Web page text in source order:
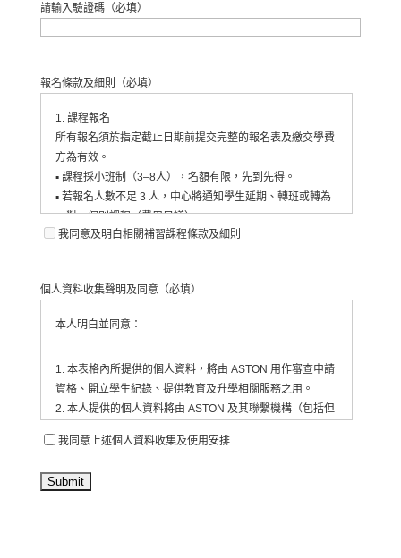
請輸入驗證碼（必填）
報名條款及細則 （必填）
1. 課程報名
所有報名須於指定截止日期前提交完整的報名表及繳交學費
方為有效。
▪︎ 課程採小班制（3–8人），名額有限，先到先得。
▪︎ 若報名人數不足 3 人，中心將通知學生延期、轉班或轉為
一對一個別課程（費用另議）。
▪︎ 小班課程：HK$480／小時，每科共 10 小時（共
HK$4,800）。
▪︎ 一對一課程：收費將根據導師及學生安排另行報價。
3. 課程時間及上課安排
▪︎ 課程將於 2026 年 3 月底至復活節假期期間開班。
▪︎ 一經確認開課，課堂時間及安排將以正式通知為準。
知並作相應安排。
我同意及明白相關補習課程條款及細則
個人資料收集聲明及同意（必填）
本人明白並同意：
1. 本表格內所提供的個人資料，將由 ASTON 用作審查申請
資格、開立學生紀錄、提供教育及升學相關服務之用。
2. 本人提供的個人資料將由 ASTON 及其聯繫機構（包括但
用。
錄內，並由相關職員依法處理。
我同意上述個人資料收集及使用安排